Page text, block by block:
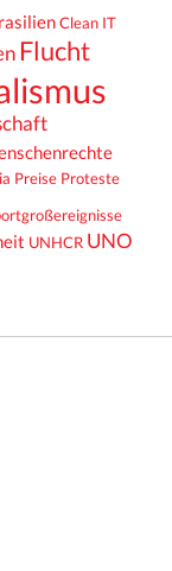
Clean IT
Flucht
Preise Proteste
UNHCR UNO